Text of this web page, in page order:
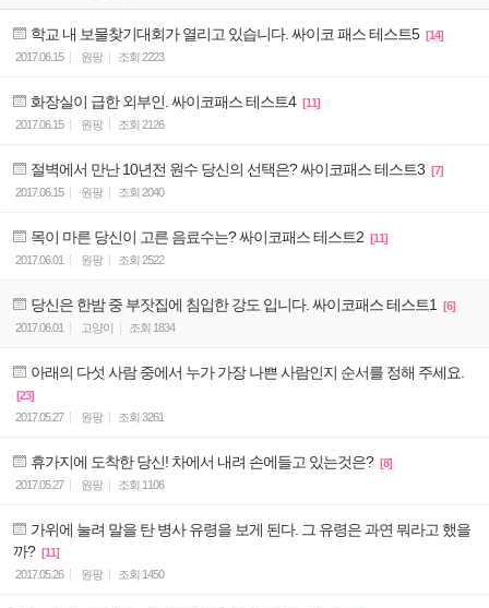
학교 내 보물찾기대회가 열리고 있습니다. 싸이코 패스 테스트5 [14]
2017.06.15
원팡 조회 2223
화장실이 급한 외부인. 싸이코패스 테스트4 [11]
2017.06.15
원팡 조회 2126
절벽에서 만난 10년전 원수 당신의 선택은? 싸이코패스 테스트3 [7]
2017.06.15
원팡 조회 2040
목이 마른 당신이 고른 음료수는? 싸이코패스 테스트2 [11]
2017.06.01
원팡 조회 2522
당신은 한밤 중 부잣집에 침입한 강도 입니다. 싸이코패스 테스트1
[6]
2017.06.01
고양이 조회 1834
아래의 다섯 사람 중에서 누가 가장 나쁜 사람인지 순서를 정해 주세요.
[23]
2017.05.27
원팡 조회 3261
휴가지에 도착한 당신! 차에서 내려 손에들고 있는것은? [8]
2017.05.27
원팡 조회 1106
가위에 눌려 말을 탄 병사 유령을 보게 된다. 그 유령은 과연 뭐라고 했을
까? [11]
2017.05.26
원팡 조회 1450